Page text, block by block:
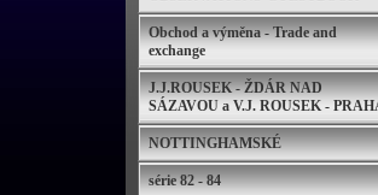
Obchod a výměna - Trade and
exchange
J.J.ROUSEK - ŽDÁR NAD
SÁZAVOU a V.J. ROUSEK -
NOTTINGHAMSKÉ
série 82 - 84